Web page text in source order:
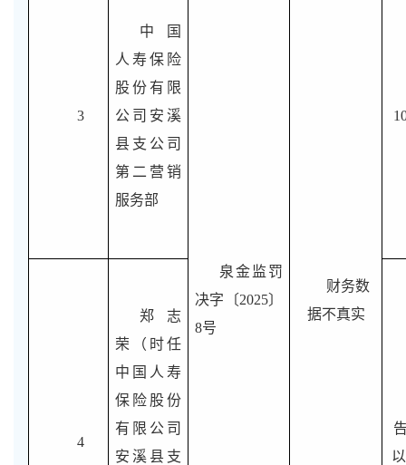
3
中国
人寿保险
股份有限
公司安溪
县支公司
第二营销
服务部
泉金监罚
决字〔2025〕
8号
财务数
据不真实
4
郑志
荣（时任
中国人寿
保险股份
有限公司
安溪县支